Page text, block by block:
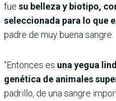
fue su belleza y biotipo,
seleccionada para lo que
padre de muy buena sangre.
“Entonces es una yegua
genética de animales
padrillo, de una sangre